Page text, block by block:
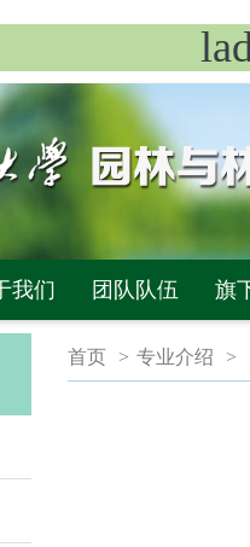
我们 团队队伍 旗
首页 > 专业介绍 >